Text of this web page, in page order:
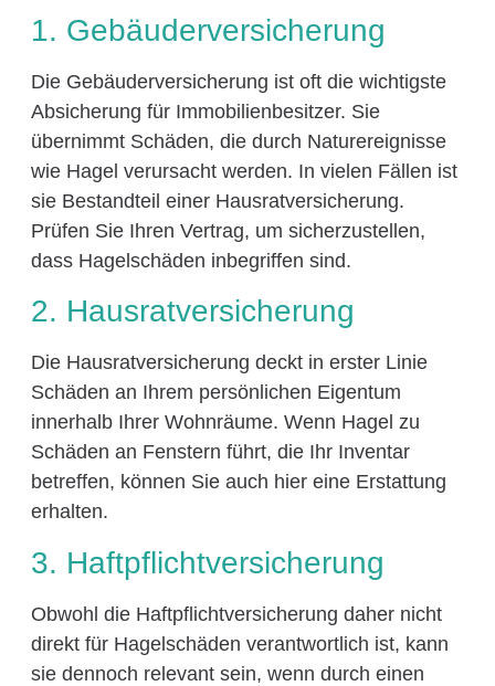
1. Gebäuderversicherung
Die Gebäuderversicherung ist oft die wichtigste
Absicherung für Immobilienbesitzer. Sie
übernimmt Schäden, die durch Naturereignisse
wie Hagel verursacht werden. In vielen Fällen ist
sie Bestandteil einer Hausratversicherung.
Prüfen Sie Ihren Vertrag, um sicherzustellen,
dass Hagelschäden inbegriffen sind.
2. Hausratversicherung
Die Hausratversicherung deckt in erster Linie
Schäden an Ihrem persönlichen Eigentum
innerhalb Ihrer Wohnräume. Wenn Hagel zu
Schäden an Fenstern führt, die Ihr Inventar
betreffen, können Sie auch hier eine Erstattung
erhalten.
3. Haftpflichtversicherung
Obwohl die Haftpflichtversicherung daher nicht
direkt für Hagelschäden verantwortlich ist, kann
sie dennoch relevant sein, wenn durch einen